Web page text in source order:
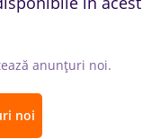
anunțuri noi.
noi